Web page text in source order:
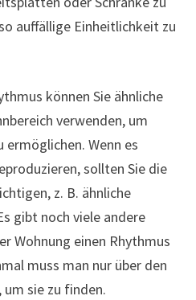
auffällige Einheitlichkeit zu
können Sie ähnliche
verwenden, um
ermöglichen. Wenn es
sollten Sie die
z. B. ähnliche
gibt noch viele andere
Wohnung einen Rhythmus
muss man nur über den
um sie zu finden.